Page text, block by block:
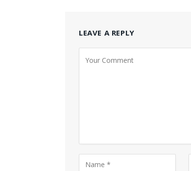
LEAVE A REPLY